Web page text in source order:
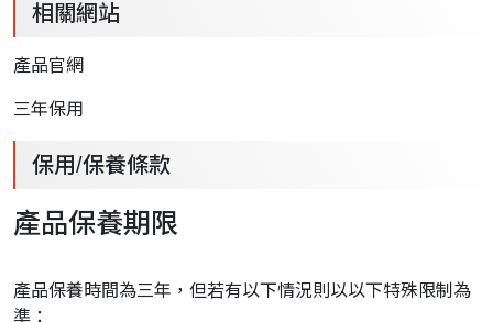
相關網站
產品官網
三年保用
保用/保養條款
產品保養期限
產品保養時間為三年，但若有以下情況則以以下特殊限制為
準：